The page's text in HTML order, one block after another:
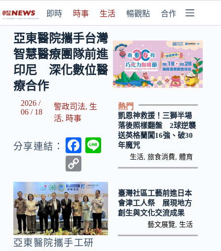
即時 時事 生活 暢觀點 合作媒體
亞東醫院攜手台灣
智慧醫療團隊前進
印尼 深化數位醫
療合作
2026 /
06 / 18
警政司法, 生
活, 時事
分享連結：
F
b
o
o
k
o
p
y
Li
n
亞東醫院攜手工研
熱門
凱恩神救援！三獅半場
落後照樣翻盤 2球逆襲
送英格蘭闖16強、破30
年魔咒
生活 ,旅食消費 ,體育
臺灣社區工藝前進日本
會津工人祭 展現地方
創生與文化交流成果
藝文展覽 生活